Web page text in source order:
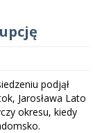
podjął
Jarosława Lato
okresu, kiedy